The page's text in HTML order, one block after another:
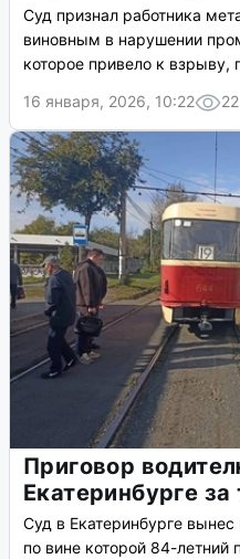
Суд признал работника
виновным в нарушении
которое привело к взрыву,
16 января, 2026, 10:22
22
Приговор
Екатеринбурге
Суд в Екатеринбурге
по вине которой 84-летний